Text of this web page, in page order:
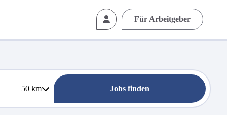
Für Arbeitgeber
50km Jobs finden